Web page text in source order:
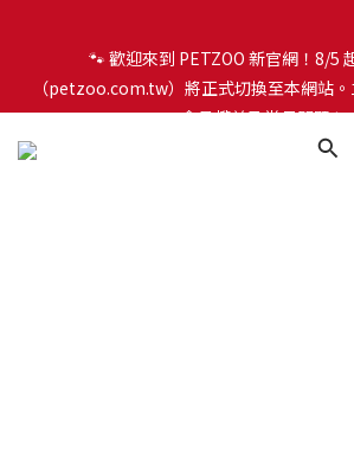
（petzoo.com.tw）將正式切換至本網站。
會員權益及常見問題 ＞
（petzoo.com.tw）將正式切換至本網站。
會員權益及常見問題 ＞
✨【新朋友見面禮】現在註冊即領 $100 購